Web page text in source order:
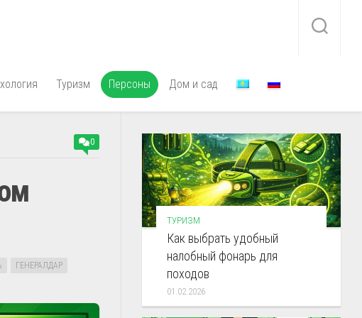
Туризм Персоны Дом и сад
0
ГЕНЕРАЛДАР
ТУРИЗМ
Как выбрать удобный
налобный фонарь для
походов
01.02.2026